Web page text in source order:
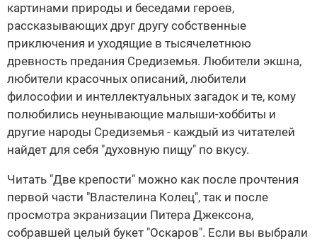
картинами природы и беседами героев,
рассказывающих друг другу собственные
приключения и уходящие в тысячелетнюю
древность предания Средиземья. Любители экшна,
любители красочных описаний, любители
философии и интеллектуальных загадок и те, кому
полюбились неунывающие малыши-хоббиты и
другие народы Средиземья - каждый из читателей
найдет для себя "духовную пищу" по вкусу.
Читать "Две крепости" можно как после прочтения
первой части "Властелина Колец", так и после
просмотра экранизации Питера Джексона,
собравшей целый букет "Оскаров". Если вы выбрали